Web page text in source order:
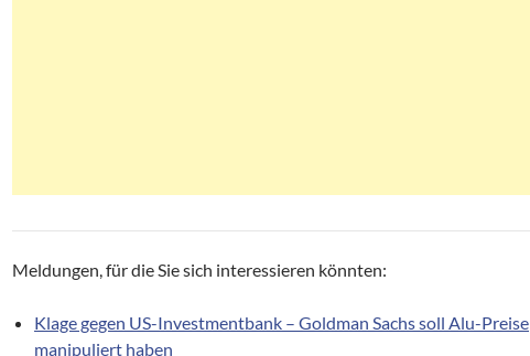
Meldungen, für die Sie sich interessieren könnten:
Klage gegen US-Investmentbank – Goldman Sachs soll Alu-Preise
manipuliert haben